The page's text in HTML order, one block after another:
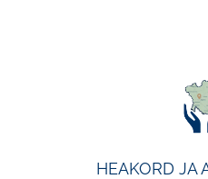
HEAKORD JA